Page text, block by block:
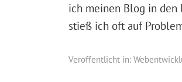
ich meinen Blog in den
stieß ich oft auf
Veröffentlicht in: